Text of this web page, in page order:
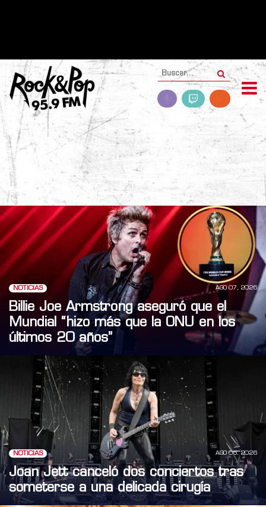
NOTICIAS AGO 07, 2026
Billie Joe Armstrong aseguró que el
Mundial “hizo más que la ONU en los
últimos 20 años”
NOTICIAS AGO 06, 2026
Joan Jett canceló dos conciertos tras
someterse a una delicada cirugía